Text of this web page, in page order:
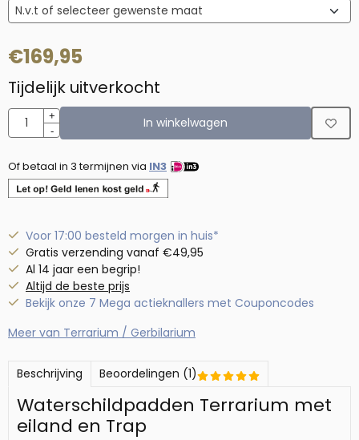
€169,95
Tijdelijk uitverkocht
Aantal
+
-
In winkelwagen
Of betaal in 3 termijnen via IN3
Voor 17:00 besteld morgen in huis*
Gratis verzending vanaf €49,95
Al 14 jaar een begrip!
Altijd de beste prijs
Bekijk onze 7 Mega actieknallers met Couponcodes
Meer van Terrarium / Gerbilarium
Beschrijving Beoordelingen (1)
Waterschildpadden Terrarium met
eiland en Trap